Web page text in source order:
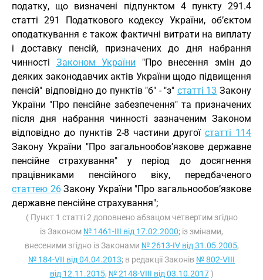
податку, що визначені підпунктом 4 пункту 291.4
статті 291 Податкового кодексу України, об’єктом
оподаткування є також фактичні витрати на виплату
і доставку пенсій, призначених до дня набрання
чинності Законом України "Про внесення змін до
деяких законодавчих актів України щодо підвищення
пенсій" відповідно до пунктів "б" - "з" статті 13 Закону
України "Про пенсійне забезпечення" та призначених
після дня набрання чинності зазначеним Законом
відповідно до пунктів 2-8 частини другої статті 114
Закону України "Про загальнообов’язкове державне
пенсійне страхування" у період до досягнення
працівниками пенсійного віку, передбаченого
статтею 26Закону України "Про загальнообов’язкове
державне пенсійне страхування";
( Пункт 1 статті 2 доповнено абзацом четвертим згідно
із Законом № 1461-III від 17.02.2000; із змінами,
внесеними згідно із Законами № 2613-IV від 31.05.2005,
№ 184-VII від 04.04.2013; в редакції Законів № 802-VIII
від 12.11.2015, № 2148-VIII від 03.10.2017)